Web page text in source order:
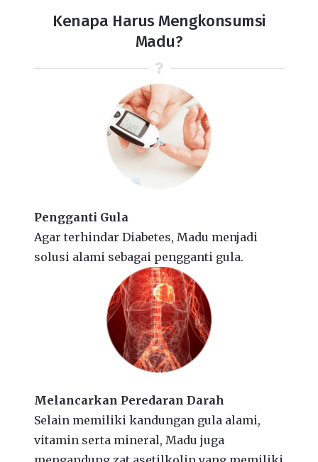
Kenapa Harus Mengkonsumsi
Madu?
Pengganti Gula
Agar terhindar Diabetes, Madu menjadi
solusi alami sebagai pengganti gula.
Melancarkan Peredaran Darah
Selain memiliki kandungan gula alami,
vitamin serta mineral, Madu juga